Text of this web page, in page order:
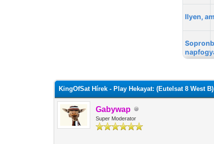
KingOfSat Hírek - Play Hekayat: (Eutelsat 8 West B)
Gabywap
Super Moderator